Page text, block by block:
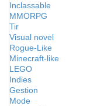
Inclassable
MMORPG
Tir
Visual novel
Rogue-Like
Minecraft-like
LEGO
Indies
Gestion
Mode